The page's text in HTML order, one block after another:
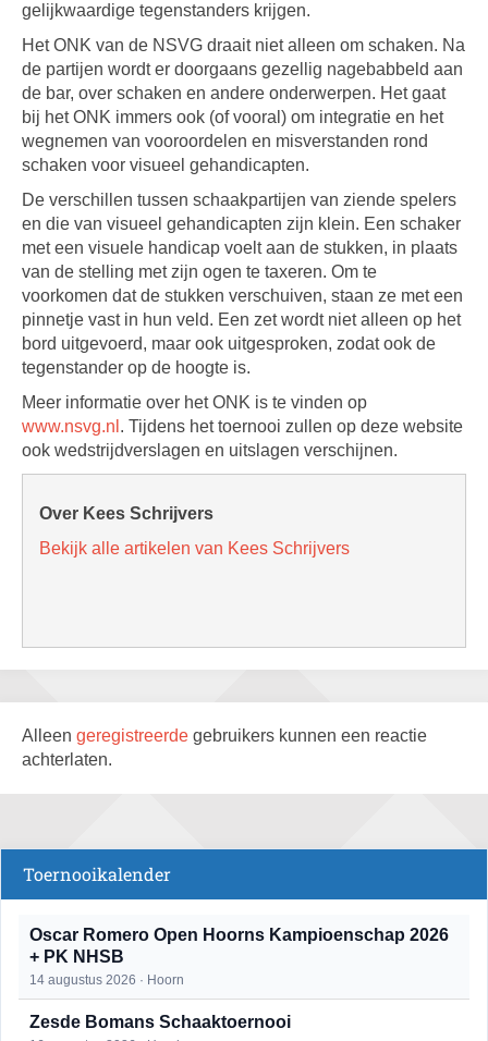
gelijkwaardige tegenstanders krijgen.
Het ONK van de NSVG draait niet alleen om schaken. Na
de partijen wordt er doorgaans gezellig nagebabbeld aan
de bar, over schaken en andere onderwerpen. Het gaat
bij het ONK immers ook (of vooral) om integratie en het
wegnemen van vooroordelen en misverstanden rond
schaken voor visueel gehandicapten.
De verschillen tussen schaakpartijen van ziende spelers
en die van visueel gehandicapten zijn klein. Een schaker
met een visuele handicap voelt aan de stukken, in plaats
van de stelling met zijn ogen te taxeren. Om te
voorkomen dat de stukken verschuiven, staan ze met een
pinnetje vast in hun veld. Een zet wordt niet alleen op het
bord uitgevoerd, maar ook uitgesproken, zodat ook de
tegenstander op de hoogte is.
Meer informatie over het ONK is te vinden op
www.nsvg.nl . Tijdens het toernooi zullen op deze website
ook wedstrijdverslagen en uitslagen verschijnen.
Over Kees Schrijvers
Bekijk alle artikelen van Kees Schrijvers
Alleen geregistreerde gebruikers kunnen een reactie
achterlaten.
Toernooikalender
Oscar Romero Open Hoorns Kampioenschap 2026
+ PK NHSB
14 augustus 2026 · Hoorn
Zesde Bomans Schaaktoernooi